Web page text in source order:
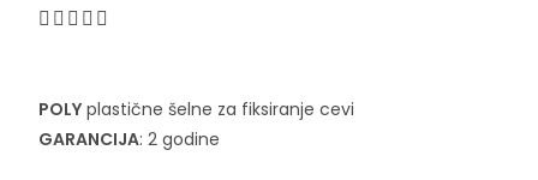
POLY plastične šelne za fiksiranje cevi
GARANCIJA: 2 godine